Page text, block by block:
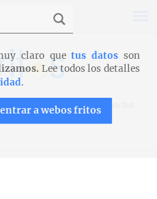
y galletas >
claro quetus datos son
Lee todos los detalles
.
a webos fritos